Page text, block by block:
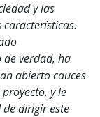
y las
verdad, ha
abierto cauces
y le
dirigir este